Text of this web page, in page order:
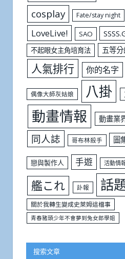
cosplay Fate/stay night
LoveLive! SAO
不起眼女主角培育法 五等
人氣排行 你的名字
偶像大師灰姑娘 八掛
動畫情報 動畫業
同人誌 哥布林殺手 圖
戀與製作人 手遊 活動情
艦これ 訃報 話
關於我轉生變成史萊姆這檔事
青春豬頭少年不會夢到兔女郎學姐
搜索文章